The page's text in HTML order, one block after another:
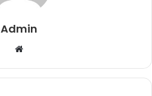
Admin
Web